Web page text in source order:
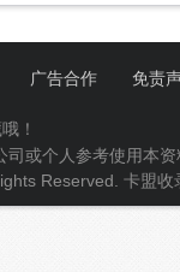
广告合作 免责
！
或个人参考使用本
Reserved. 卡盟收